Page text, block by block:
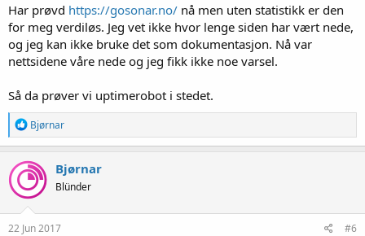
Har prøvd https://gosonar.no/ nå men uten statistikk er den
for meg verdiløs. Jeg vet ikke hvor lenge siden har vært nede,
og jeg kan ikke bruke det som dokumentasjon. Nå var
nettsidene våre nede og jeg fikk ikke noe varsel.
Så da prøver vi uptimerobot i stedet.
R
e
a
k
s
j
o
n
e
Bjørnar
Bjørnar
Blünder
22 Jun 2017 #6